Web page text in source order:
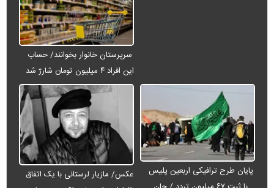
سرپرستان خانوار بخوانند/ حساب
این افراد ۴ میلیون تومان شارژ شد
پایان طرح ترافیکی اربعین پلیس
عکس/ مازیار لرستانی با یک اتفاق